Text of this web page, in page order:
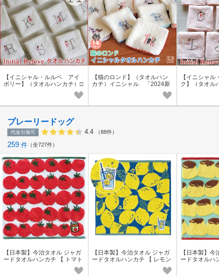
【イニシャル・ルルベ アイ
ボリー】（タオルハンカチ）□
【猫のロンド】（タオルハン
カチ）イニシャル 「2024新
【イニシャ
ク】（タオル
プレーリードッグ
代金引換可 4.4 （88件）
259 件 全727件
【日本製】今治タオル ジャガ
ードタオルハンカチ 【 トマト
】GuuGuu はらぺこシリーズ
【日本製】今治タオル ジャガ
ードタオルハンカチ 【 レモン
】≪Meets！GuuGuu≫ プチギ
【日本製】
ードタオルハ